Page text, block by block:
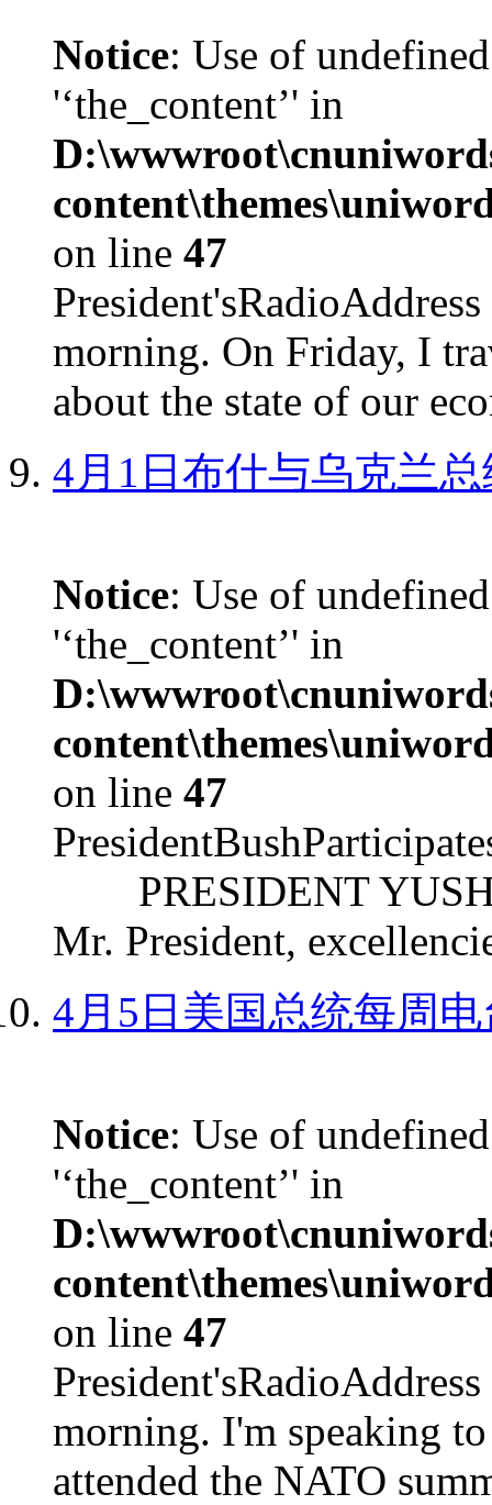
Notice: Use of
'‘the_content’' in
on line 47
morning. On Friday, I
about the state of our
4月1日布什与乌克兰
Notice: Use of
'‘the_content’' in
on line 47
PRESIDENT
Mr. President,
4月5日美国总统每周
Notice: Use of
'‘the_content’' in
on line 47
morning. I'm speaking
attended the NATO